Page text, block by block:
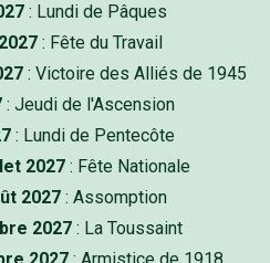
: Lundi de Pâques
: Fête du Travail
: Victoire des Alliés de 1945
: Jeudi de l'Ascension
: Lundi de Pentecôte
2027: Fête Nationale
2027: Assomption
2027: La Toussaint
2027: Armistice de 1918